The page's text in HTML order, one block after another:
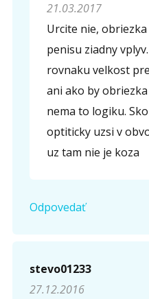
21.03.2017
Urcite nie,
penisu ziadny
rovnaku velkost
ani ako by
nema to logiku.
optiticky uzsi v
uz tam nie je koza
Odpovedať
stevo01233
27.12.2016